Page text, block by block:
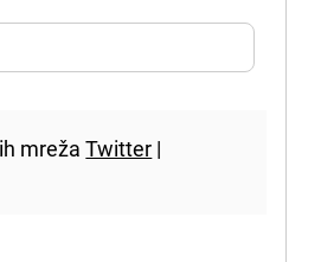
mrežaTwitter |